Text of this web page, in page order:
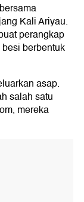
Kali Ariyau.
perangkap
berbentuk
asap.
salah satu
mereka